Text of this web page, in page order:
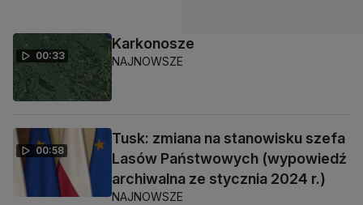
00:33
Karkonosze
NAJNOWSZE
00:58
Tusk: zmiana na stanowisku szefa
Lasów Państwowych (wypowiedź
archiwalna ze stycznia 2024 r.)
NAJNOWSZE